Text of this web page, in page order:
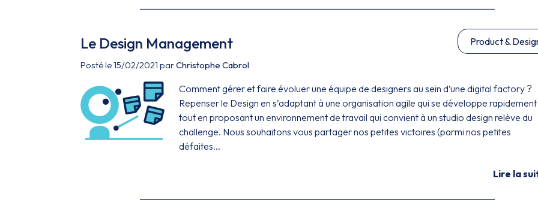
Le Design Management Product &
Posté le 15/02/2021 parChristophe Cabrol
Comment gérer et faire évoluer une équipe de designers au sein d’une digital factory ?
Repenser le Design en s’adaptant à une organisation agile qui se développe rapidement
tout en proposant un environnement de travail qui convient à un studio design relève du
challenge. Nous souhaitons vous partager nos petites victoires (parmi nos petites
défaites...
Lire la